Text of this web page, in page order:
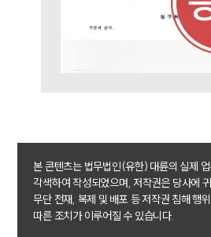
구성원 소
손해배상 · 민사
공지사항
법률 블로그
법률서식
뉴스레터/브로
세미나
본 콘텐츠는 법무법인(유한) 대륜의 실제
각색하여 작성되었으며, 저작권은 당사에
무단 전재, 복제 및 배포 등 저작권 침해 행
따른 조치가 이루어질 수 있습니다.